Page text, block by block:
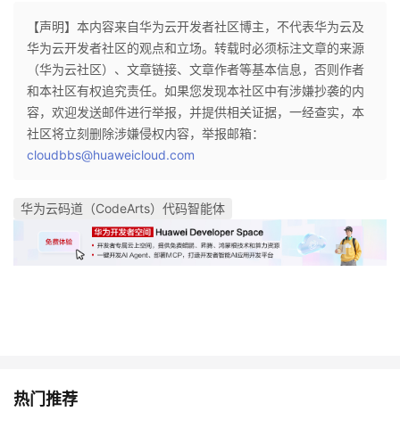
【声明】本内容来自华为云开发者社区博主，不代表华为云及
华为云开发者社区的观点和立场。转载时必须标注文章的来源
（华为云社区）、文章链接、文章作者等基本信息，否则作者
和本社区有权追究责任。如果您发现本社区中有涉嫌抄袭的内
容，欢迎发送邮件进行举报，并提供相关证据，一经查实，本
社区将立刻删除涉嫌侵权内容，举报邮箱：
cloudbbs@huaweicloud.com
华为云码道（CodeArts）代码智能体
热门推荐